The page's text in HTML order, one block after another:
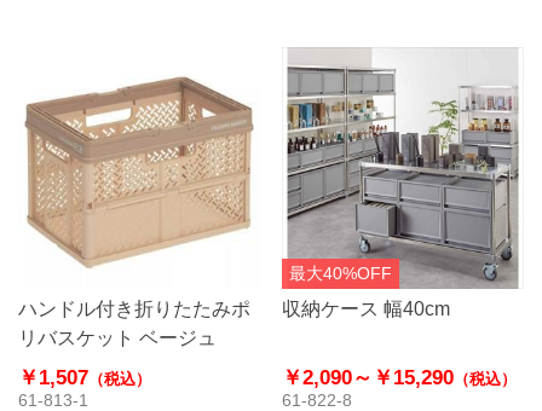
ハンドル付き折りたたみポ
リバスケット ベージュ
￥1,507 （税込）
61-813-1
最大40%OFF
収納ケース 幅40cm
￥2,090～ ￥15,290（税込）
61-822-8